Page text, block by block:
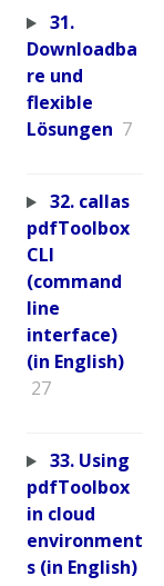
31.
Downloadba
re und
flexible
Lösungen 7
32. callas
pdfToolbox
CLI
(command
line
interface)
(in English)
27
33. Using
pdfToolbox
in cloud
environment
s (in English)